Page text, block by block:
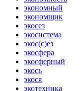
экономный
экономщик
экосез
экосистема
экос(с)ез
экосфера
экосферный
экось
экося
экотехника